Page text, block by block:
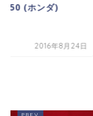
(ホンダ)
2016年8月24日